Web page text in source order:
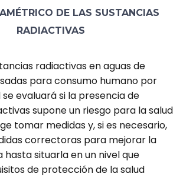
DE LAS SUSTANCIAS
RADIACTIVAS
radiactivas en aguas de
para consumo humano por
evaluará si la presencia de
supone un riesgo para la salud
tomar medidas y, si es necesario,
correctoras para mejorar la
hasta situarla en un nivel que
de protección de la salud